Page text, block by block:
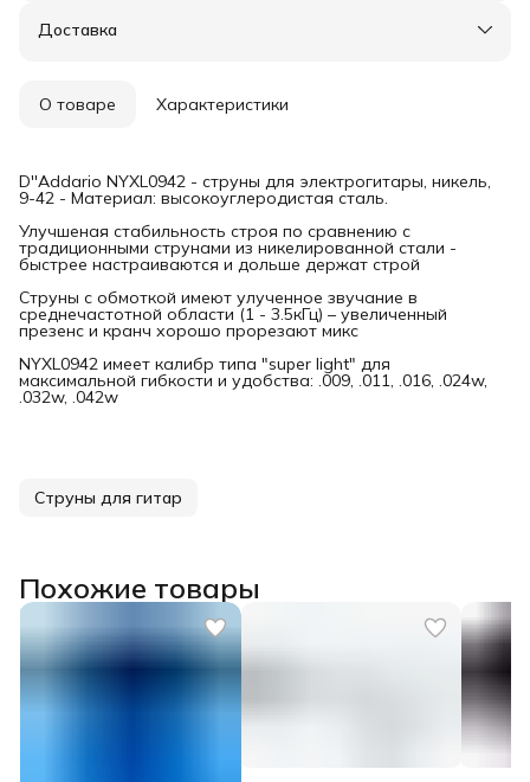
Удобный возврат
Доставка
О товаре Характеристики
D''Addario NYXL0942 - струны для электрогитары, никель,
9-42 - Материал: высокоуглеродистая сталь.
Улучшеная стабильность строя по сравнению с
традиционными струнами из никелированной стали -
быстрее настраиваются и дольше держат строй
Струны с обмоткой имеют улученное звучание в
среднечастотной области (1 - 3.5кГц) – увеличенный
презенс и кранч хорошо прорезают микс
NYXL0942 имеет калибр типа "super light" для
максимальной гибкости и удобства: .009, .011, .016, .024w,
.032w, .042w
Струны для гитар
Похожие товары